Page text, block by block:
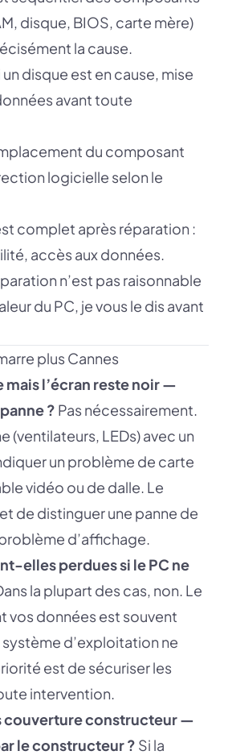
disque, BIOS, carte mère)
la cause.
disque est en cause, mise
avant toute
du composant
logicielle selon le
complet après réparation :
accès aux données.
n’est pas raisonnable
du PC, je vous le dis avant
plus Cannes
mais l’écran reste noir —
? Pas nécessairement.
(ventilateurs, LEDs) avec un
un problème de carte
vidéo ou de dalle. Le
de distinguer une panne de
d’affichage.
elles perdues si le PC ne
la plupart des cas, non. Le
vos données est souvent
d’exploitation ne
est de sécuriser les
intervention.
couverture constructeur —
le constructeur ? Si la